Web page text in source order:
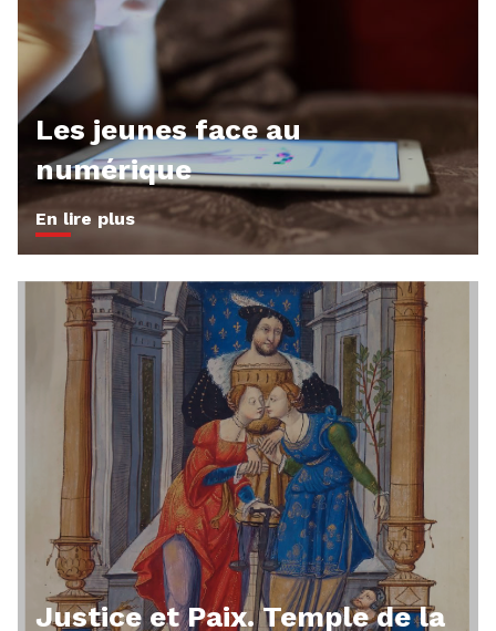
Les jeunes face au
numérique
En lire plus
Justice et Paix. Temple de la